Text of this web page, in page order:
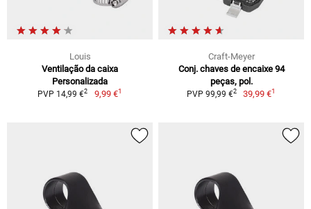
Louis
Ventilação da caixa
Personalizada
PVP 14,99 €2 9,99 €1
Craft-Meyer
Conj. chaves de encaixe 94
peças, pol.
PVP 99,99 €2 39,99 €1